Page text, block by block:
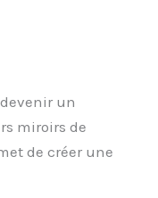
un
miroirs de
de créer une